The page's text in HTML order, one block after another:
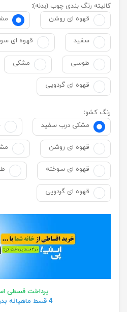
کالیته رنگ بندی چوب (بدنه):
قهوه ای روشن
سفید قهوه ای
طوسی مشکی
قهوه ای گردویی
رنگ کشو:
مشکی درب سفید
قهوه ای روشن
قهوه ای سوخته
قهوه ای گردویی
پرداخت قسطی
4 قسط ماهیانه بدون کارمزد